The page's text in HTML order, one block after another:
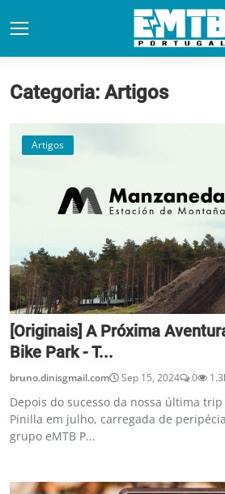
Categoria: Artigos
Artigos
[Originais] A Próxima
Bike Park - T...
bruno.dinisgmail.com Sep 15, 2024 0
Depois do sucesso da nossa última trip
Pinilla em julho, carregada de
grupo eMTB P...